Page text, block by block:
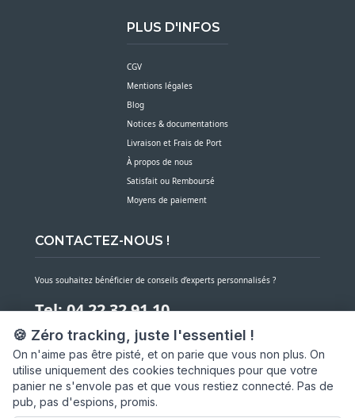
🍪 Zéro tracking, juste l'essentiel !
On n'aime pas être pisté, et on parie que vous non plus. On
utilise uniquement des cookies techniques pour que votre
panier ne s'envole pas et que vous restiez connecté. Pas de
pub, pas d'espions, promis.
PLUS D'INFOS
CGV
Mentions légales
Blog
Notices & documentations
Livraison et Frais de Port
À propos de nous
Satisfait ou Remboursé
Moyens de paiement
CONTACTEZ-NOUS !
Vous souhaitez bénéficier de conseils d’experts personnalisés ?
Tel: 04 22 32 91 10
Notre service client est à votre écoute du lundi au vendredi de 7h30 à 16h
NOUS CONTACTER PAR MESSAGE
SARL ASP06